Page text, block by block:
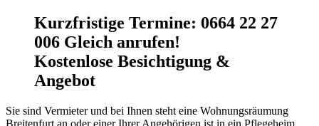
Kurzfristige Termine: 0664 22 27
006 Gleich anrufen!
Kostenlose Besichtigung &
Angebot
Sie sind Vermieter und bei Ihnen steht eine Wohnungsräumung